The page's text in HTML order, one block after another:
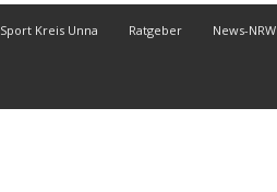
Sport Kreis Unna Ratgeber News-NRW